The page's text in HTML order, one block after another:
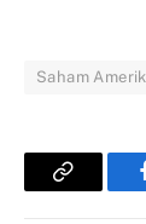
Saham
Copy